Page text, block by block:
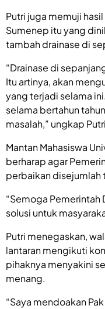
Putri juga memuji
Sumenep itu yang
tambah drainase di
“Drainase di
Itu artinya, akan
yang terjadi selama
selama bertahun
masalah,” ungkap
Mantan Mahasiswa
berharap agar
perbaikan disejumlah
“Semoga Pemerintah
solusi untuk
Putri menegaskan,
lantaran mengikuti
pihaknya menyakini
menang.
“Saya mendoakan